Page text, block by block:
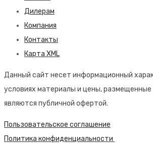
Дилерам
Компания
Контакты
Карта XML
Данный сайт несет информационный
условиях материалы и цены, размещенные
являются публичной офертой.
Пользовательское соглашение
Политика конфиденциальности